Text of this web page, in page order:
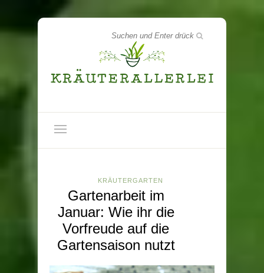
KRÄUTERGARTEN
Gartenarbeit im
Januar: Wie ihr die
Vorfreude auf die
Gartensaison nutzt